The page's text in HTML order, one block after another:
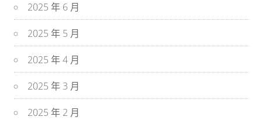
2025 年 6 月
2025 年 5 月
2025 年 4 月
2025 年 3 月
2025 年 2 月